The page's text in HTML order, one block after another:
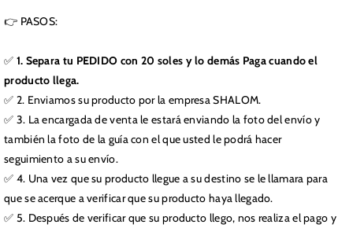
👉 PASOS:
✅ 1. Separa tu PEDIDO con 20 soles y lo demás Paga cuando el
producto llega.
✅ 2. Enviamos su producto por la empresa SHALOM.
✅ 3. La encargada de venta le estará enviando la foto del envío y
también la foto de la guía con el que usted le podrá hacer
seguimiento a su envío.
✅ 4. Una vez que su producto llegue a su destino se le llamara para
que se acerque a verificar que su producto haya llegado.
✅ 5. Después de verificar que su producto llego, nos realiza el pago y